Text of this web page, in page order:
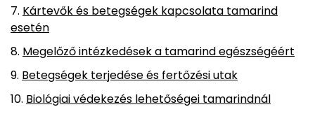
Kártevők és betegségek kapcsolata tamarind
esetén
Megelőző intézkedések a tamarind egészségéért
Betegségek terjedése és fertőzési utak
Biológiai védekezés lehetőségei tamarindnál